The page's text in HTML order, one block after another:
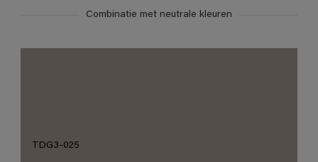
Combinatie met neutrale kleuren
TDG3-025